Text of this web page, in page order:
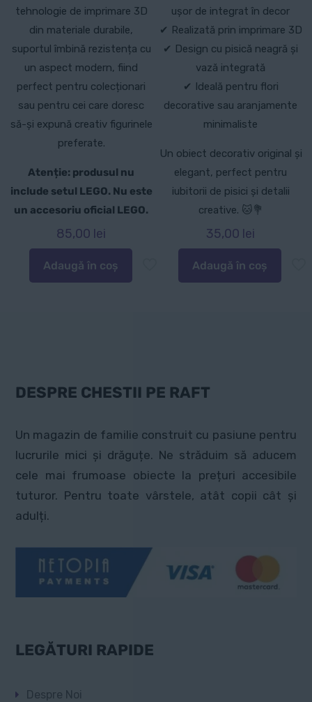
tehnologie de imprimare 3D
din materiale durabile,
suportul îmbină rezistența cu
un aspect modern, fiind
perfect pentru colecționari
sau pentru cei care doresc
să-și expună creativ figurinele
preferate.
Atenție: produsul nu
include setul LEGO. Nu este
un accesoriu oficial LEGO.
85,00 lei
Adaugă în coș
ușor de integrat în decor
✔ Realizată prin imprimare 3D
✔ Design cu pisică neagră și
vază integrată
✔ Ideală pentru flori
decorative sau aranjamente
minimaliste
Un obiect decorativ original și
elegant, perfect pentru
iubitorii de pisici și detalii
creative. 🐱💐
35,00 lei
Adaugă în coș
DESPRE CHESTII PE RAFT
Un magazin de familie construit cu pasiune pentru
lucrurile mici și drăguțe. Ne străduim să aducem
cele mai frumoase obiecte la prețuri accesibile
tuturor. Pentru toate vârstele, atât copii cât și
adulți.
LEGĂTURI RAPIDE
Despre Noi